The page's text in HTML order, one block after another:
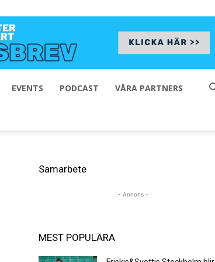
EVENTS PODCAST VÅRA PARTNERS
Samarbete
- Annons -
MEST POPULÄRA